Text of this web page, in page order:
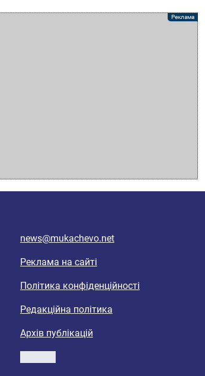
news@mukachevo.net
Реклама на сайті
Політика конфіденційності
Редакційна політика
Архів публікацій